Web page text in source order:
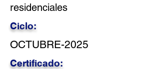
residenciales
Ciclo:
OCTUBRE-2025
Certificado: